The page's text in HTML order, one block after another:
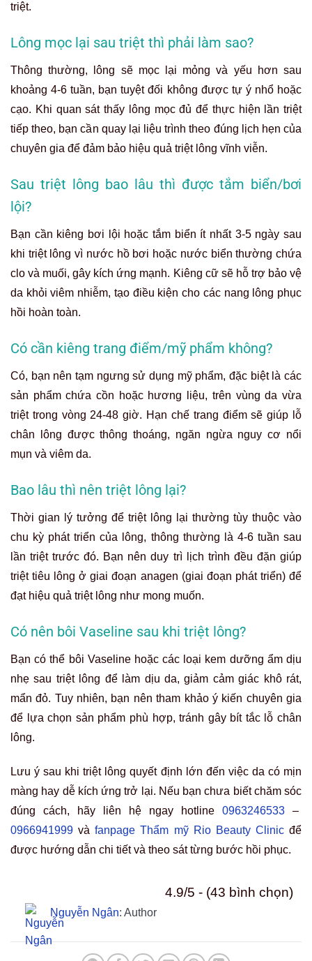
triệt.
Lông mọc lại sau triệt thì phải làm sao?
Thông thường, lông sẽ mọc lại mỏng và yếu hơn sau
khoảng 4-6 tuần, bạn tuyệt đối không được tự ý nhổ hoặc
cạo. Khi quan sát thấy lông mọc đủ để thực hiện lần triệt
tiếp theo, bạn cần quay lại liệu trình theo đúng lịch hẹn của
chuyên gia để đảm bảo hiệu quả triệt lông vĩnh viễn.
Sau triệt lông bao lâu thì được tắm biển/bơi
lội?
Bạn cần kiêng bơi lội hoặc tắm biển ít nhất 3-5 ngày sau
khi triệt lông vì nước hồ bơi hoặc nước biển thường chứa
clo và muối, gây kích ứng mạnh. Kiêng cữ sẽ hỗ trợ bảo vệ
da khỏi viêm nhiễm, tạo điều kiện cho các nang lông phục
hồi hoàn toàn.
Có cần kiêng trang điểm/mỹ phẩm không?
Có, bạn nên tạm ngưng sử dụng mỹ phẩm, đặc biệt là các
sản phẩm chứa cồn hoặc hương liệu, trên vùng da vừa
triệt trong vòng 24-48 giờ. Hạn chế trang điểm sẽ giúp lỗ
chân lông được thông thoáng, ngăn ngừa nguy cơ nổi
mụn và viêm da.
Bao lâu thì nên triệt lông lại?
Thời gian lý tưởng để triệt lông lại thường tùy thuộc vào
chu kỳ phát triển của lông, thông thường là 4-6 tuần sau
lần triệt trước đó. Bạn nên duy trì lịch trình đều đặn giúp
triệt tiêu lông ở giai đoạn anagen (giai đoạn phát triển) để
đạt hiệu quả triệt lông như mong muốn.
Có nên bôi Vaseline sau khi triệt lông?
Bạn có thể bôi Vaseline hoặc các loại kem dưỡng ẩm dịu
nhẹ sau triệt lông để làm dịu da, giảm cảm giác khô rát,
mẩn đỏ. Tuy nhiên, bạn nên tham khảo ý kiến chuyên gia
để lựa chọn sản phẩm phù hợp, tránh gây bít tắc lỗ chân
lông.
Lưu ý sau khi triệt lông quyết định lớn đến việc da có mịn
màng hay dễ kích ứng trở lại. Nếu bạn chưa biết chăm sóc
đúng cách, hãy liên hệ ngay hotline 0963246533 –
0966941999 vàfanpage Thẩm mỹ Rio Beauty Clinicđể
được hướng dẫn chi tiết và theo sát từng bước hồi phục.
4.9/5 - (43 bình chọn)
Nguyễn Ngân: Author